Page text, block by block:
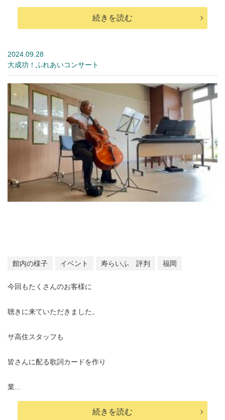
続きを読む
2024.09.28
大成功！ふれあいコンサート
館内の様子 イベント 寿らいふ 評判 福岡
今回もたくさんのお客様に
聴きに来ていただきました。
サ高住スタッフも
皆さんに配る歌詞カードを作り
業...
続きを読む